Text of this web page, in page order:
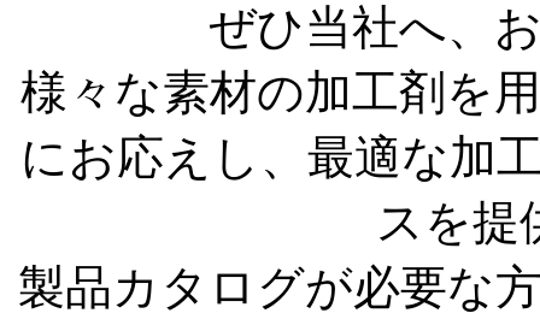
ぜひ当社へ、
様々な素材の加工剤を
にお応えし、最適な加
スを提
製品カタログが必要な